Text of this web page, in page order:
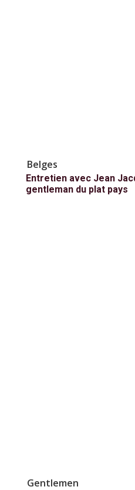
Belges
Entretien avec Jean
gentleman du plat pays
Gentlemen